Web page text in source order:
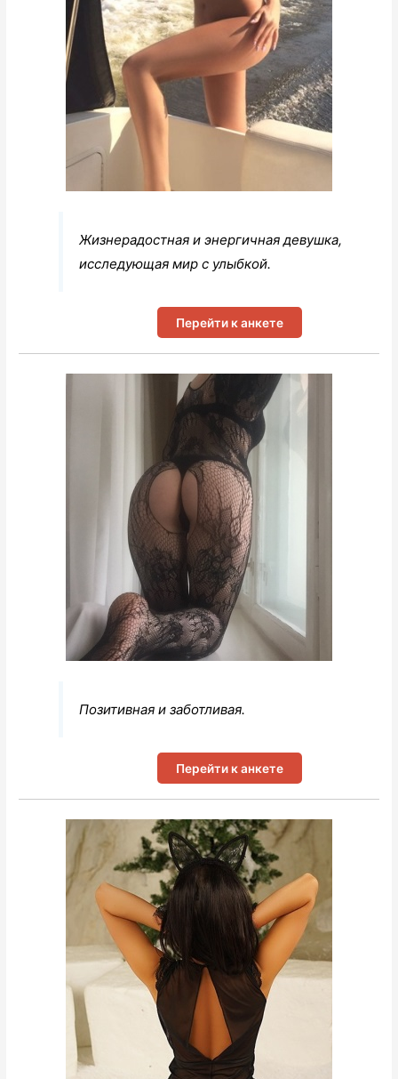
Жизнерадостная и энергичная девушка,
исследующая мир с улыбкой.
Перейти к анкете
Позитивная и заботливая.
Перейти к анкете